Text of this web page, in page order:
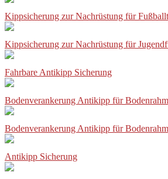
Kippsicherung zur Nachrüstung für
Kippsicherung zur Nachrüstung für
Fahrbare Antikipp Sicherung
Bodenverankerung Antikipp für
Bodenverankerung Antikipp für
Antikipp Sicherung